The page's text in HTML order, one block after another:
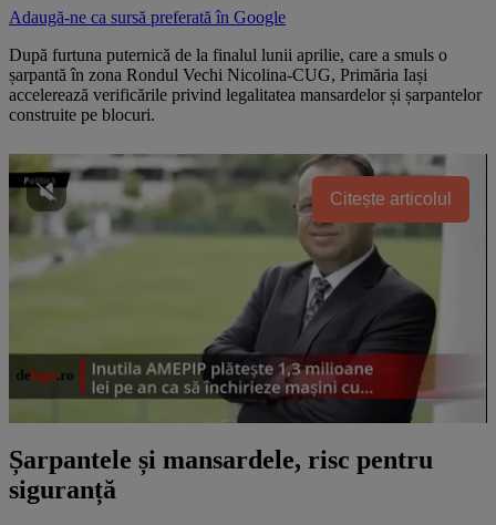
Adaugă-ne ca sursă preferată în Google
După furtuna puternică de la finalul lunii aprilie, care a smuls o
șarpantă în zona Rondul Vechi Nicolina-CUG, Primăria Iași
accelerează verificările privind legalitatea mansardelor și șarpantelor
construite pe blocuri.
Citește articolul
Șarpantele și mansardele, risc pentru
siguranță